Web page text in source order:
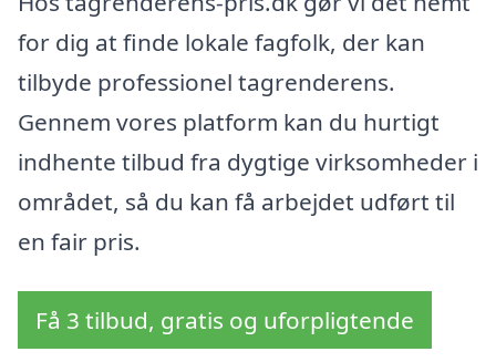
for dig at finde lokale fagfolk, der kan
tilbyde professionel tagrenderens.
Gennem vores platform kan du hurtigt
indhente tilbud fra dygtige virksomheder i
området, så du kan få arbejdet udført til
en fair pris.
Få 3 tilbud, gratis og uforpligtende